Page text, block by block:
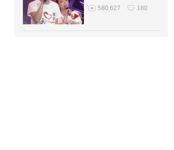
580,627 180